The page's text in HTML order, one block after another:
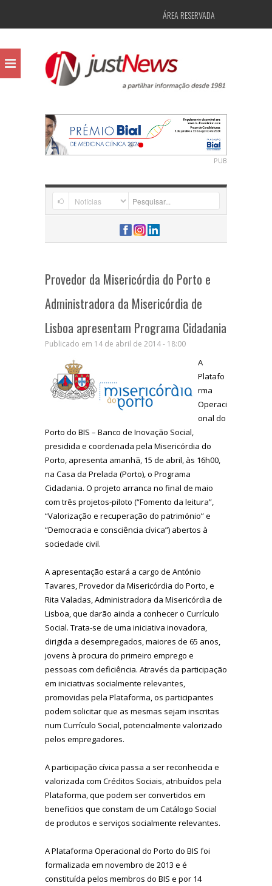
ÁREA RESERVADA
PUB
Provedor da Misericórdia do Porto e
Administradora da Misericórdia de
Lisboa apresentam Programa Cidadania
Publicado em 14 de abril de 2014 - 18:00
A
Platafo
rma
Operaci
onal do
Porto do BIS – Banco de Inovação Social,
presidida e coordenada pela Misericórdia do
Porto, apresenta amanhã, 15 de abril, às 16h00,
na Casa da Prelada (Porto), o Programa
Cidadania. O projeto arranca no final de maio
com três projetos-piloto (“Fomento da leitura”,
“Valorização e recuperação do património” e
“Democracia e consciência cívica”) abertos à
sociedade civil.
A apresentação estará a cargo de António
Tavares, Provedor da Misericórdia do Porto, e
Rita Valadas, Administradora da Misericórdia de
Lisboa, que darão ainda a conhecer o Currículo
Social. Trata-se de uma iniciativa inovadora,
dirigida a desempregados, maiores de 65 anos,
jovens à procura do primeiro emprego e
pessoas com deficiência. Através da participação
em iniciativas socialmente relevantes,
promovidas pela Plataforma, os participantes
podem solicitar que as mesmas sejam inscritas
num Currículo Social, potencialmente valorizado
pelos empregadores.
A participação cívica passa a ser reconhecida e
valorizada com Créditos Sociais, atribuídos pela
Plataforma, que podem ser convertidos em
benefícios que constam de um Catálogo Social
de produtos e serviços socialmente relevantes.
A Plataforma Operacional do Porto do BIS foi
formalizada em novembro de 2013 e é
constituída pelos membros do BIS e por 14